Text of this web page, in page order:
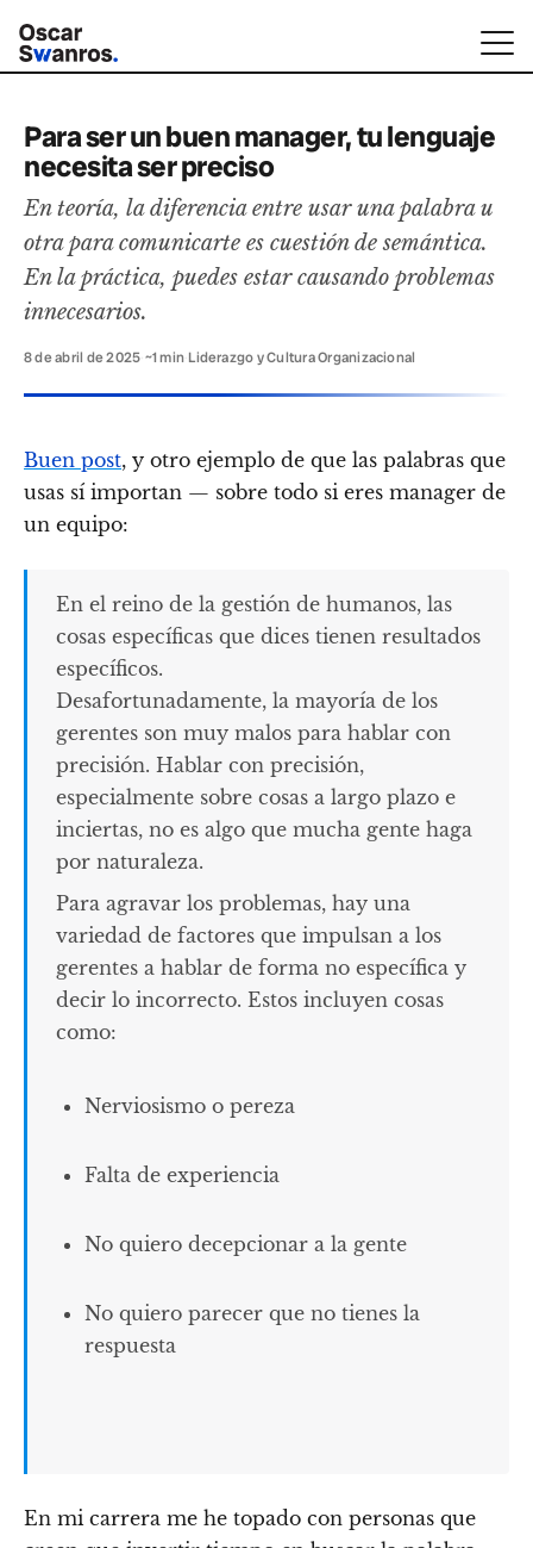
Para ser un buen manager, tu lenguaje
necesita ser preciso
En teoría, la diferencia entre usar una palabra u
otra para comunicarte es cuestión de semántica.
En la práctica, puedes estar causando problemas
innecesarios.
8 de abril de 2025 ~1 min Liderazgo y Cultura Organizacional
Buen post, y otro ejemplo de que las palabras que
usas sí importan — sobre todo si eres manager de
un equipo:
En el reino de la gestión de humanos, las
cosas específicas que dices tienen resultados
específicos.
Desafortunadamente, la mayoría de los
gerentes son muy malos para hablar con
precisión. Hablar con precisión,
especialmente sobre cosas a largo plazo e
inciertas, no es algo que mucha gente haga
por naturaleza.
Para agravar los problemas, hay una
variedad de factores que impulsan a los
gerentes a hablar de forma no específica y
decir lo incorrecto. Estos incluyen cosas
como:
Nerviosismo o pereza
Falta de experiencia
No quiero decepcionar a la gente
No quiero parecer que no tienes la
respuesta
En mi carrera me he topado con personas que